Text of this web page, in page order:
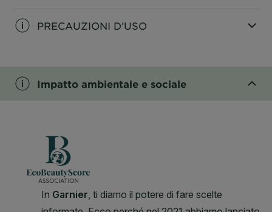
PRECAUZIONI D’USO
Impatto ambientale e sociale